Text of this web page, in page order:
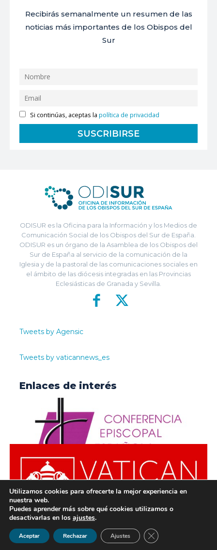
Recibirás semanalmente un resumen de las
noticias más importantes de los Obispos del
Sur
Si continúas, aceptas lapolítica de privacidad
ODISUR es la Oficina para la Información y los Medios de
Comunicación Social de los Obispos del Sur de España.
ODISUR es un órgano de la Asamblea de los Obispos del
Sur de España al servicio de la comunicación de la
Iglesia y de la pastoral de las comunicaciones sociales en
el ámbito de las diócesis integradas en las Provincias
Eclesiásticas de Granada y Sevilla.
Tweets by Agensic
Tweets by vaticannews_es
Enlaces de interés
© ODISUR | Todos los derechos reservados |Política de
Privacidad
Aviso Legal
Utilizamos cookies para ofrecerte la mejor experiencia en
nuestra web.
Puedes aprender más sobre qué cookies utilizamos o
desactivarlas en los ajustes.
Aceptar Rechazar Ajustes Cerrar el banner de